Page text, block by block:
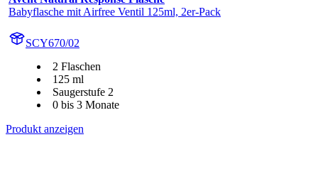
Babyflasche mit Airfree Ventil 125ml, 2er-Pack
SCY670/02
2 Flaschen
125 ml
Saugerstufe 2
0 bis 3 Monate
Produkt anzeigen